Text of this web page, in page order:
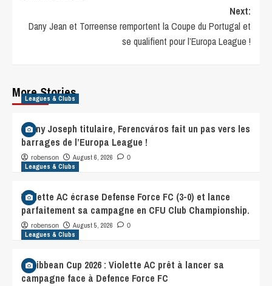
Next:
Dany Jean et Torreense remportent la Coupe du Portugal et
se qualifient pour l’Europa League !
More Stories
Leagues & Clubs
Lenny Joseph titulaire, Ferencváros fait un pas vers les
barrages de l’Europa League !
robenson August 6, 2026 0
Leagues & Clubs
Violette AC écrase Defense Force FC (3-0) et lance
parfaitement sa campagne en CFU Club Championship.
robenson August 5, 2026 0
Leagues & Clubs
Caribbean Cup 2026 : Violette AC prêt à lancer sa
campagne face à Defence Force FC